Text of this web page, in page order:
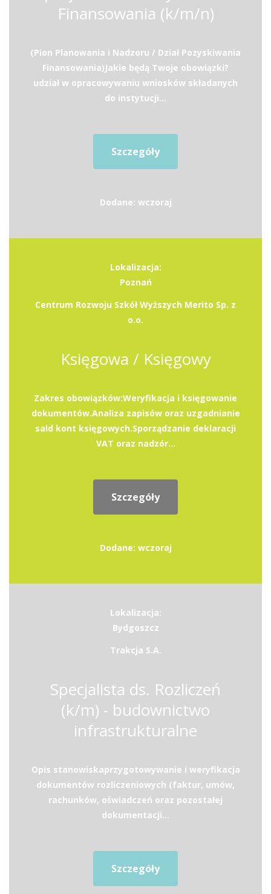
Finansowania (k/m/n)
(Pion Planowania i Nadzoru / Dział Pozyskiwania
Finansowania)Jakie będą Twoje obowiązki?
udział w opracowywaniu wniosków składanych
do instytucji...
Szczegóły
Dodane: wczoraj
Lokalizacja:
Poznań
Centrum Rozwoju Szkół Wyższych Merito Sp. z
o.o.
Księgowa / Księgowy
Zakres obowiązków:Weryfikacja i księgowanie
dokumentów.Analiza zapisów oraz uzgadnianie
sald kont księgowych.Sporządzanie deklaracji
VAT oraz nadzór...
Szczegóły
Dodane: wczoraj
Lokalizacja:
Bydgoszcz
Trakcja S.A.
Specjalista ds. Rozliczeń
(k/m) - budownictwo
infrastrukturalne
Opis stanowiskaprzygotowywanie i weryfikacja
dokumentów rozliczeniowych (faktur, umów,
rachunków, oświadczeń oraz pozostałej
dokumentacji...
Szczegóły